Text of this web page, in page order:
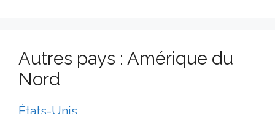
Autres pays : Amérique du
Nord
États-Unis